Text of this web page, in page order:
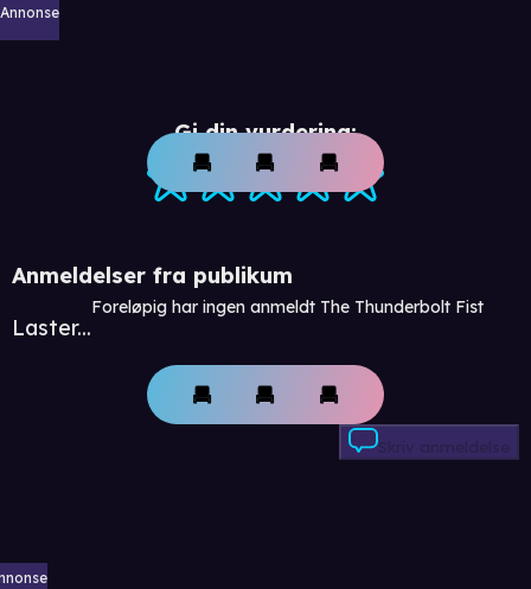
Annonse
Gi din vurdering:
Anmeldelser fra publikum
Laster...
Foreløpig har ingen anmeldt The Thunderbolt Fist
Skriv anmeldelse